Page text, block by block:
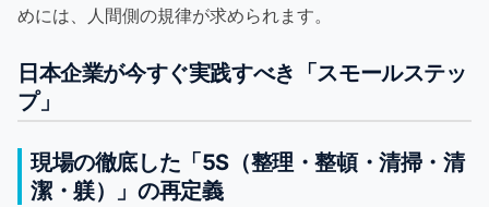
めには、人間側の規律が求められます。
日本企業が今すぐ実践すべき「スモールステッ
プ」
現場の徹底した「5S（整理・整頓・清掃・清
潔・躾）」の再定義